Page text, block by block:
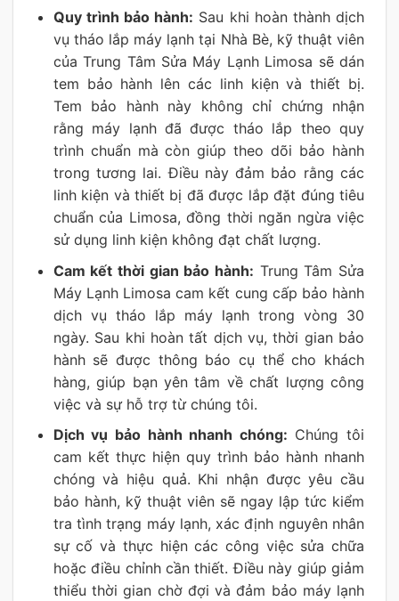
Quy trình bảo hành: Sau khi hoàn thành dịch
vụ tháo lắp máy lạnh tại Nhà Bè, kỹ thuật viên
của Trung Tâm Sửa Máy Lạnh Limosa sẽ dán
tem bảo hành lên các linh kiện và thiết bị.
Tem bảo hành này không chỉ chứng nhận
rằng máy lạnh đã được tháo lắp theo quy
trình chuẩn mà còn giúp theo dõi bảo hành
trong tương lai. Điều này đảm bảo rằng các
linh kiện và thiết bị đã được lắp đặt đúng tiêu
chuẩn của Limosa, đồng thời ngăn ngừa việc
sử dụng linh kiện không đạt chất lượng.
Cam kết thời gian bảo hành: Trung Tâm Sửa
Máy Lạnh Limosa cam kết cung cấp bảo hành
dịch vụ tháo lắp máy lạnh trong vòng 30
ngày. Sau khi hoàn tất dịch vụ, thời gian bảo
hành sẽ được thông báo cụ thể cho khách
hàng, giúp bạn yên tâm về chất lượng công
việc và sự hỗ trợ từ chúng tôi.
Dịch vụ bảo hành nhanh chóng: Chúng tôi
cam kết thực hiện quy trình bảo hành nhanh
chóng và hiệu quả. Khi nhận được yêu cầu
bảo hành, kỹ thuật viên sẽ ngay lập tức kiểm
tra tình trạng máy lạnh, xác định nguyên nhân
sự cố và thực hiện các công việc sửa chữa
hoặc điều chỉnh cần thiết. Điều này giúp giảm
thiểu thời gian chờ đợi và đảm bảo máy lạnh